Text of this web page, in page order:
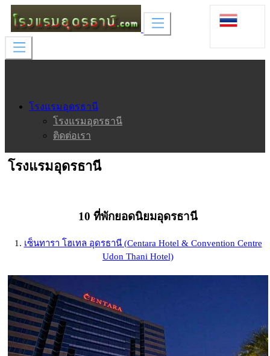
โรงแรมอุดรธานี
โรงแรมอุดรธานี
ติดต่อเรา
โรงแรมอุดรธานี
10 ที่พักยอดนิยมอุดรธานี
1. เซ็นทารา โฮเทล อุดรธานี (Centara Hotel & Convention Centre
Udon Thani Hotel)